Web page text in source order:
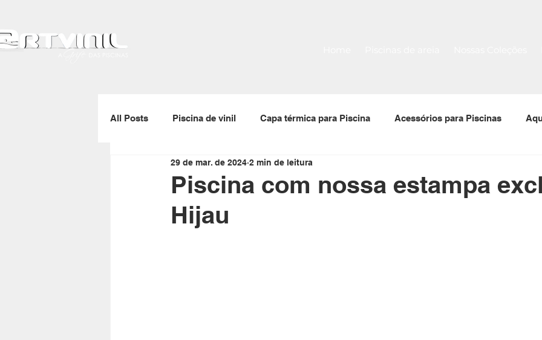
All Posts Piscina de vinil Capa térmica para Piscina Acessórios para Piscinas
Gerador de ozônio Skimmer para piscinas
Enrolador de capas térmicas
Piscina com nossa estampa
Hijau
29 de mar. de 2024 2 min de leitura